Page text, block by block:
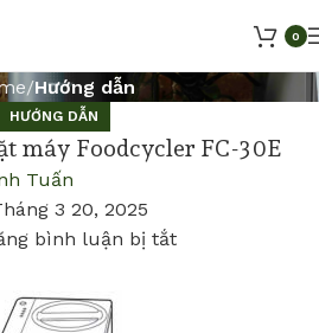
0
Hướng dẫn
HƯỚNG DẪN
máy Foodcycler FC-30E
Tuấn
3 20, 2025
bình luận bị tắt